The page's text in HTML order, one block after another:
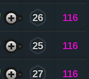
26 116
25 116
27 116